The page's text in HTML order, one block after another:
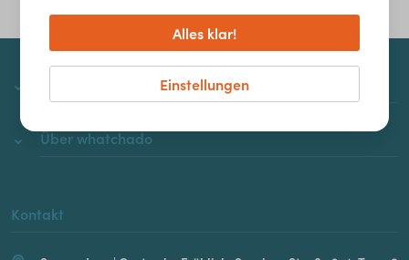
Über whatchado
Kontakt
Einstellungen
Alles klar!